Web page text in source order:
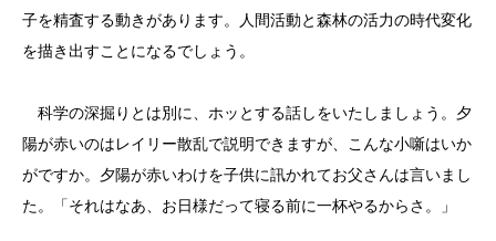
子を精査する動きがあります。人間活動と森林の活力の時代変化
を描き出すことになるでしょう。
科学の深掘りとは別に、ホッとする話しをいたしましょう。夕
陽が赤いのはレイリー散乱で説明できますが、こんな小噺はいか
がですか。夕陽が赤いわけを子供に訊かれてお父さんは言いまし
た。「それはなあ、お日様だって寝る前に一杯やるからさ。」